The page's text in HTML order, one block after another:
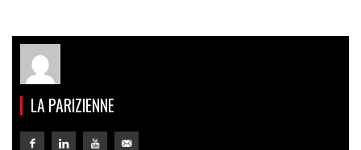
LA PARIZIENNE